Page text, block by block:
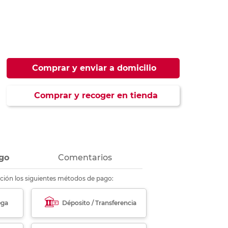
Comprar y enviar a domicilio
Comprar y recoger en tienda
Comentarios
los siguientes métodos de pago:
Déposito / Transferencia